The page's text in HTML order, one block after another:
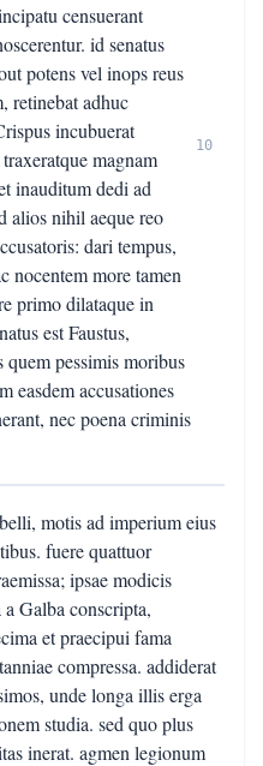
censuerant
id senatus
potens vel inops reus
retinebat adhuc
incubuerat
magnam
inauditum dedi ad
alios nihil aeque reo
dari tempus,
nocentem more tamen
primo dilataque in
est Faustus,
quem pessimis moribus
easdem accusationes
nec poena criminis
10
motis ad imperium eius
fuere quattuor
ipsae modicis
Galba conscripta,
et praecipui fama
compressa. addiderat
unde longa illis erga
studia. sed quo plus
inerat. agmen legionum